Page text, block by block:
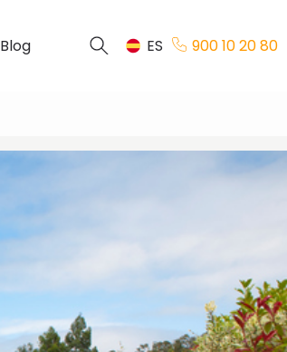
Blog ES 900 10 20 80